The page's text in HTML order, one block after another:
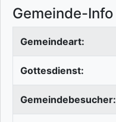
Gemeinde-Info
Gemeindeart:
Gottesdienst:
Gemeindebesucher: